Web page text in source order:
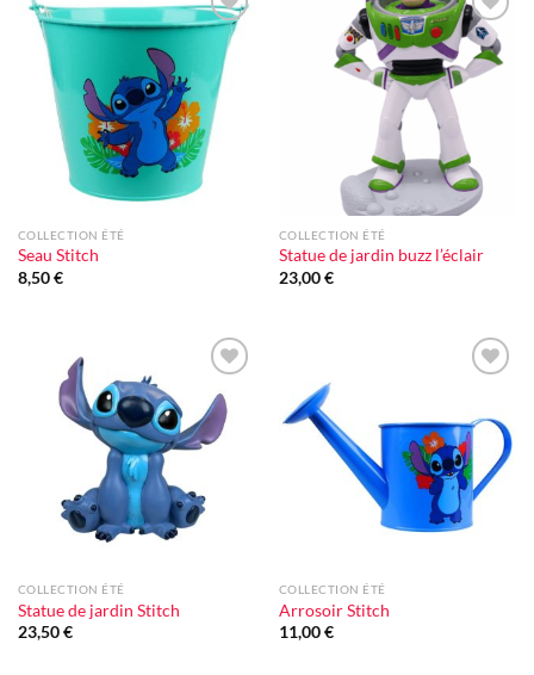
Ajouter
à la liste
d'envie
COLLECTION ÉTÉ
Seau Stitch
8,50€
Ajouter
à la liste
d'envie
COLLECTION ÉTÉ
Statue de jardin buzz l’éclair
23,00€
Ajouter
à la liste
d'envie
COLLECTION ÉTÉ
Statue de jardin Stitch
23,50€
d'envie
COLLECTION ÉTÉ
Arrosoir Stitch
11,00€